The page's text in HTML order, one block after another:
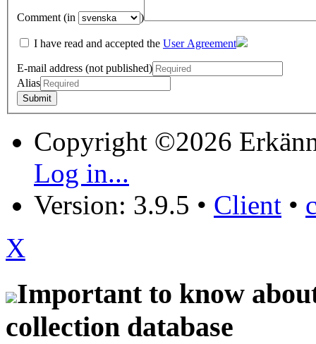
Comment (in )
I have read and accepted the User Agreement
E-mail address (not published)
Alias
Copyright ©2026
Log in...
Version: 3.9.5 • Client •
X
Important to know
collection database